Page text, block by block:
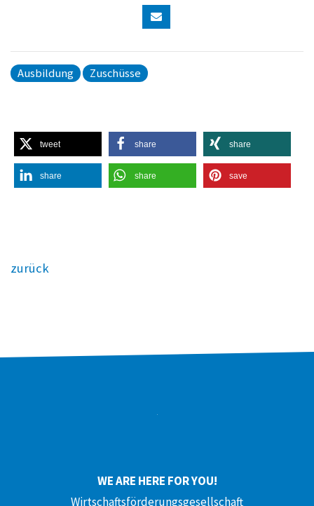
Ausbildung Zuschüsse
tweet share share
share share save
zurück
WE ARE HERE FOR YOU!
Wirtschaftsförderungsgesellschaft